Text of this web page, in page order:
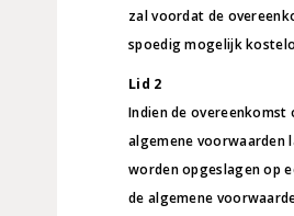
zal voordat de
spoedig mogelijk
Lid 2
Indien de
algemene voorwaarden
worden opgeslagen op
de algemene